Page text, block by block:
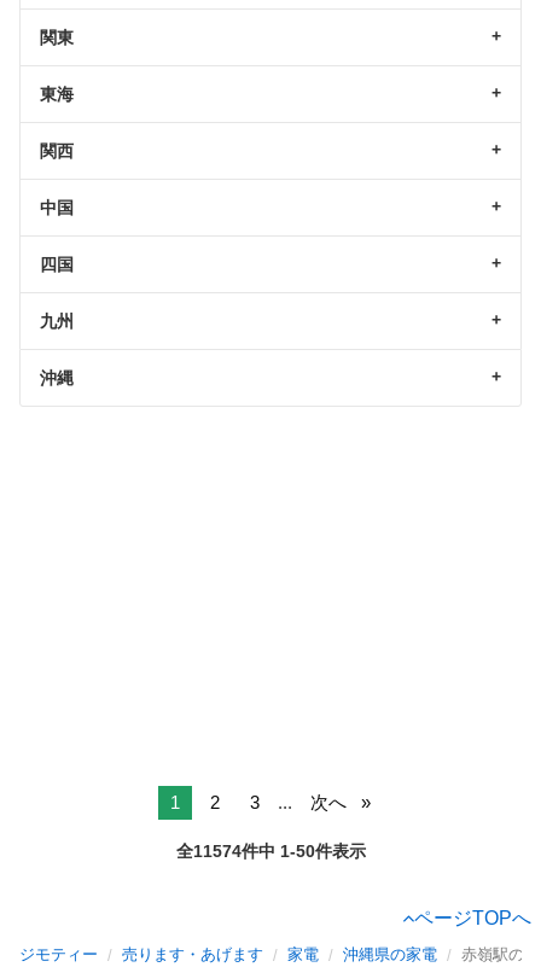
関東
東海
関西
中国
四国
九州
沖縄
1 2 3 ... 次へ
全11574件中 1-50件表示
ページTOPへ
ジモティー 売ります・あげます 家電 沖縄県の家電 赤嶺駅の